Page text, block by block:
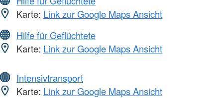
Karte: Link zur Google Maps Ansicht
Hilfe für Geflüchtete
Karte: Link zur Google Maps Ansicht
Intensivtransport
Karte: Link zur Google Maps Ansicht